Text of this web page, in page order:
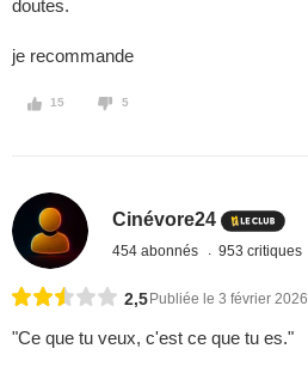
doutes.
je recommande
15 5
Cinévore24
454 abonnés 953 critiques
2,5 Publiée le 3 février 2026
"Ce que tu veux, c'est ce que tu es."